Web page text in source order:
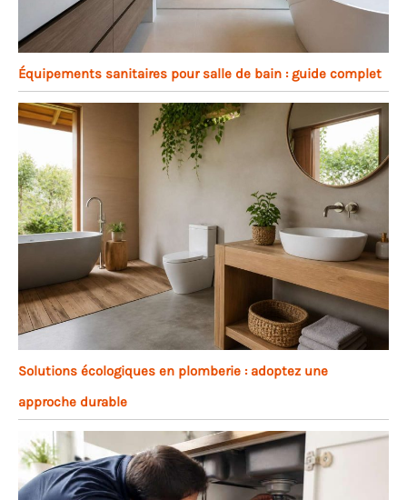
Équipements sanitaires pour salle de bain : guide complet
Solutions écologiques en plomberie : adoptez une
approche durable